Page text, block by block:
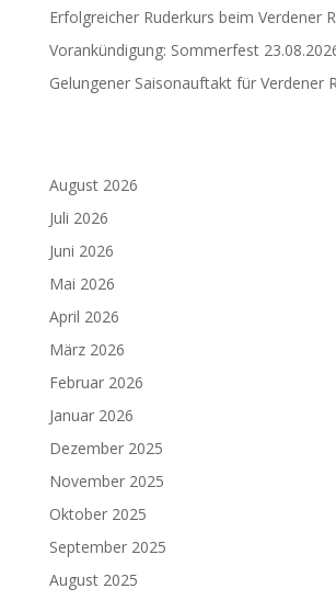
Erfolgreicher Ruderkurs beim Verdener
Vorankündigung: Sommerfest
Gelungener Saisonauftakt für Verdener
August 2026
Juli 2026
Juni 2026
Mai 2026
April 2026
März 2026
Februar 2026
Januar 2026
Dezember 2025
November 2025
Oktober 2025
September 2025
August 2025